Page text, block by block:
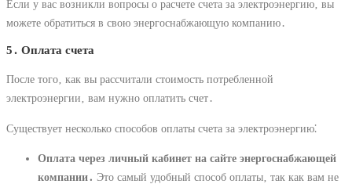
Если у вас возникли вопросы о расчете счета за электроэнергию‚ вы
можете обратиться в свою энергоснабжающую компанию․
5․ Оплата счета
После того‚ как вы рассчитали стоимость потребленной
электроэнергии‚ вам нужно оплатить счет․
Существует несколько способов оплаты счета за электроэнергию⁚
Оплата через личный кабинет на сайте энергоснабжающей
компании․ Это самый удобный способ оплаты‚ так как вам не